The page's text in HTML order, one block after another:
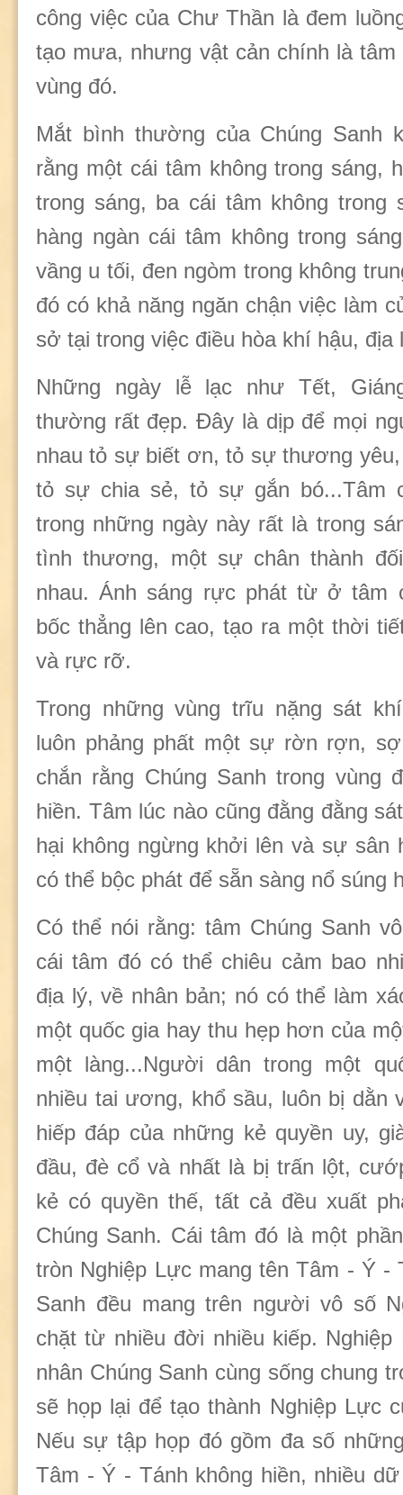
công việc của Chư Thần là đem
tạo mưa, nhưng vật cản chính là tâm
vùng đó.
Mắt bình thường của Chúng Sanh
rằng một cái tâm không trong sáng,
trong sáng, ba cái tâm không trong
hàng ngàn cái tâm không trong
vầng u tối, đen ngòm trong không
đó có khả năng ngăn chận việc làm
sở tại trong việc điều hòa khí hậu, địa
Những ngày lễ lạc như Tết,
thường rất đẹp. Đây là dịp để mọi
nhau tỏ sự biết ơn, tỏ sự thương
tỏ sự chia sẻ, tỏ sự gắn bó...Tâm
trong những ngày này rất là trong
tình thương, một sự chân thành
nhau. Ánh sáng rực phát từ ở tâm
bốc thẳng lên cao, tạo ra một thời
và rực rỡ.
Trong những vùng trĩu nặng sát
luôn phảng phất một sự rờn rợn,
chắn rằng Chúng Sanh trong vùng
hiền. Tâm lúc nào cũng đằng đằng
hại không ngừng khởi lên và sự sân
có thể bộc phát để sẵn sàng nổ súng
Có thể nói rằng: tâm Chúng Sanh
cái tâm đó có thể chiêu cảm bao
địa lý, về nhân bản; nó có thể làm
một quốc gia hay thu hẹp hơn của
một làng...Người dân trong một
nhiều tai ương, khổ sầu, luôn bị dằn
hiếp đáp của những kẻ quyền uy,
đầu, đè cổ và nhất là bị trấn lột,
kẻ có quyền thế, tất cả đều xuất
Chúng Sanh. Cái tâm đó là một
tròn Nghiệp Lực mang tên Tâm - Ý -
Sanh đều mang trên người vô số
chặt từ nhiều đời nhiều kiếp.
nhân Chúng Sanh cùng sống chung
sẽ họp lại để tạo thành Nghiệp Lực
Nếu sự tập họp đó gồm đa số
Tâm - Ý - Tánh không hiền, nhiều